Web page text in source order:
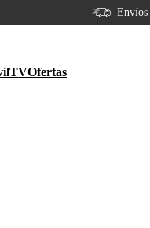
Envíos
TVOfertas